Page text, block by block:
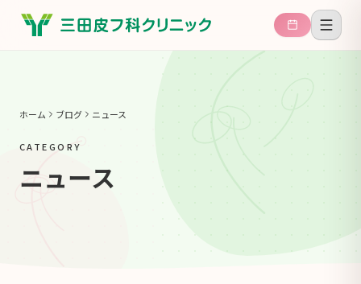
ホーム ブログ ニュース
CATEGORY
ニュース